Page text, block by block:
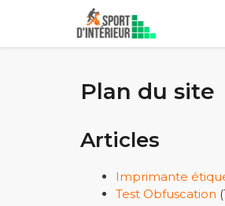
Plan du site
Articles
Imprimante
Test Obfuscation